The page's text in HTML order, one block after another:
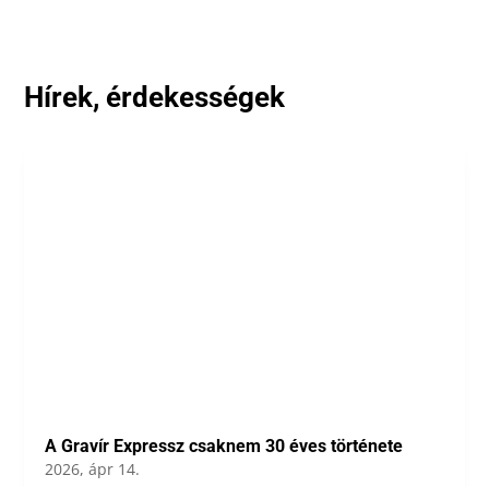
Hírek, érdekességek
A Gravír Expressz csaknem 30 éves története
2026, ápr 14.